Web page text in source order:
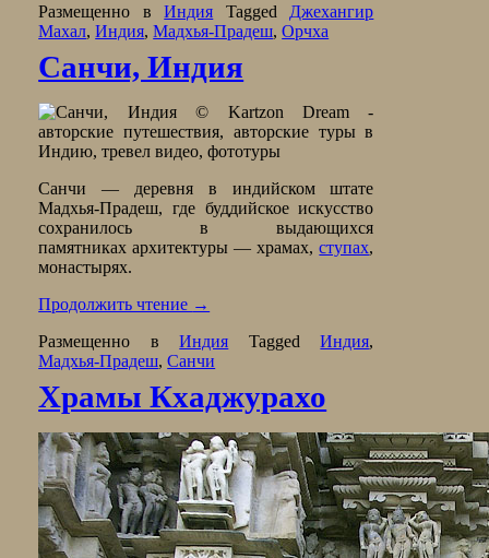
Размещенно вИндия Tagged Джехангир
Махал,Индия,Мадхья-Прадеш,Орчха
Санчи, Индия
Санчи — деревня в индийском штате
Мадхья-Прадеш, где буддийское искусство
сохранилось в выдающихся
памятниках архитектуры — храмах,ступах,
монастырях.
Продолжить чтение →
Размещенно вИндия TaggedИндия,
Мадхья-Прадеш,Санчи
Храмы Кхаджурахо